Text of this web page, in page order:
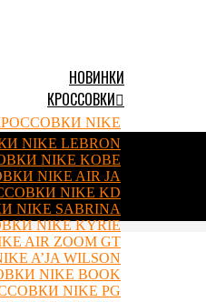
НОВИНКИ
КРОССОВКИ
NIKE
NIKE LEBRON
NIKE KOBE
NIKE AIR JA
NIKE KD
NIKE SABRINA
NIKE KYRIE
AIR ZOOM GT
A’JA WILSON
NIKE BOOK
NIKE PG